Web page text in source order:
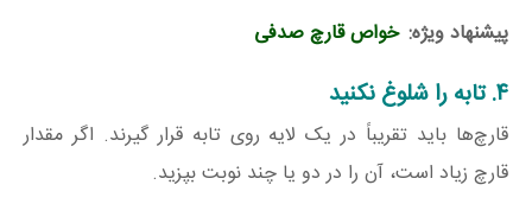
پیشنهاد ویژه: خواص قارچ صدفی
۴. تابه را شلوغ نکنید
قارچ‌ها باید تقریباً در یک لایه روی تابه قرار گیرند. اگر مقدار
قارچ زیاد است، آن را در دو یا چند نوبت بپزید.